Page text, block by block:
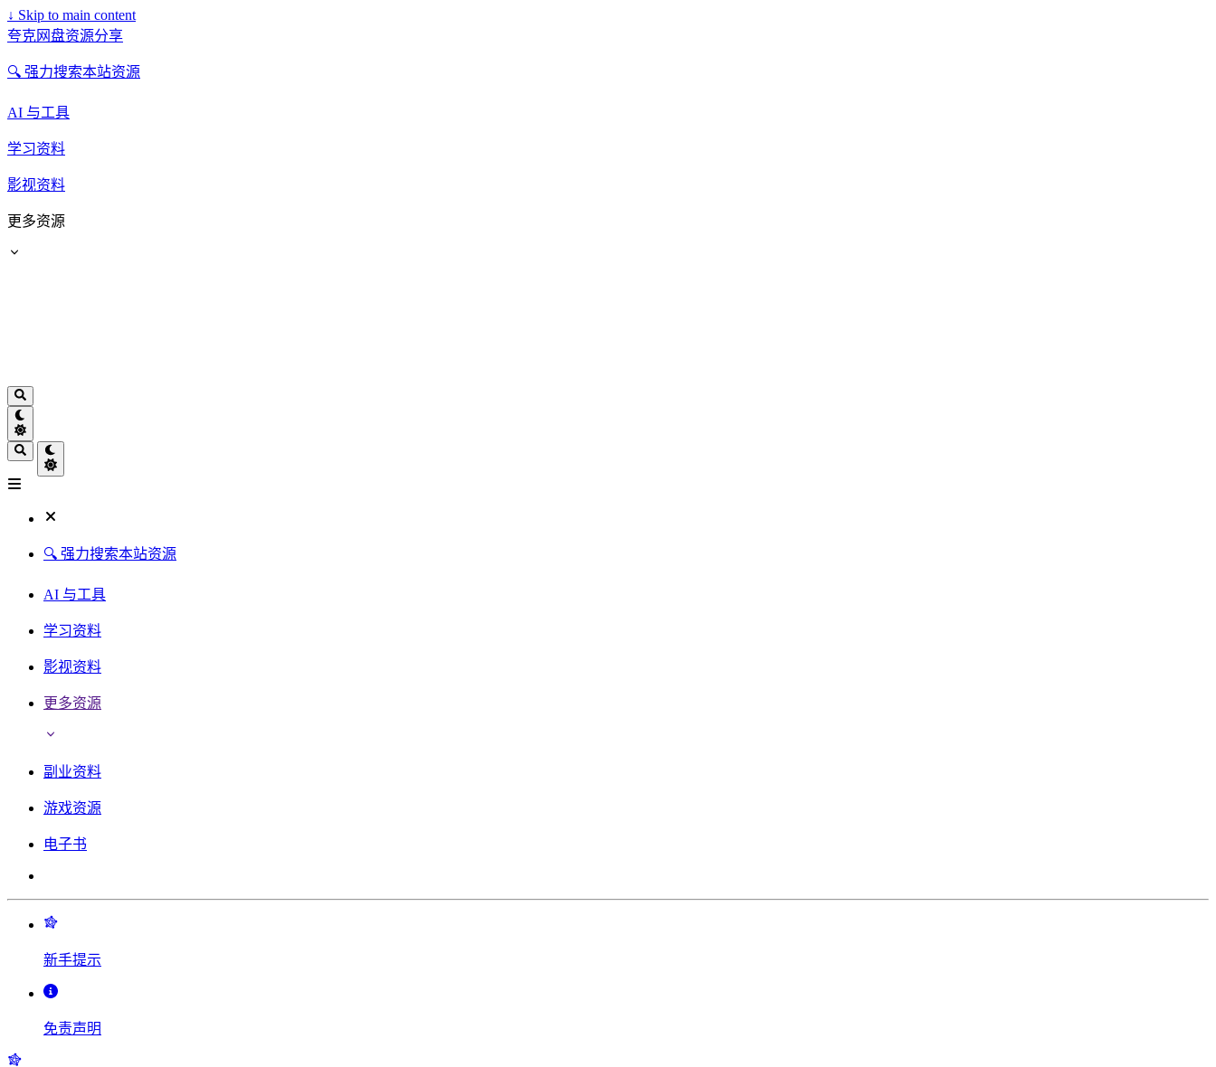
↓ Skip to main content
夸克网盘资源分享
🔍 强力搜索本站资源
AI 与工具
学习资料
影视资料
更多资源
🔍 强力搜索本站资源
AI 与工具
学习资料
影视资料
更多资源
副业资料
游戏资源
电子书
新手提示
免责声明